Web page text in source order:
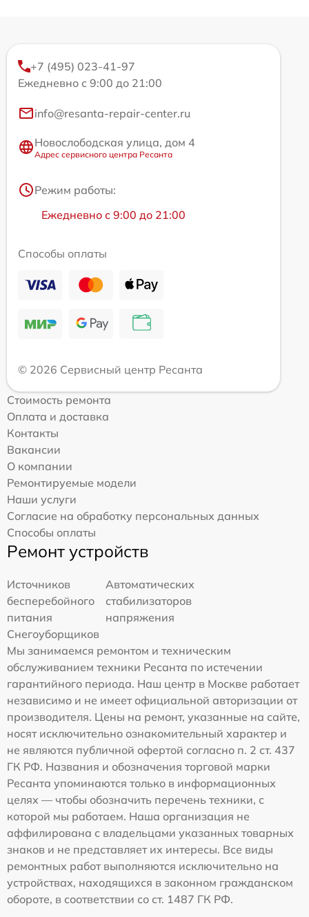
+7 (495) 023-41-97
Ежедневно с 9:00 до 21:00
info@resanta-repair-center.ru
Новослободская улица, дом 4
Адрес сервисного центра Ресанта
Режим работы:
Ежедневно с 9:00 до 21:00
Способы оплаты
© 2026 Сервисный центр Ресанта
Стоимость ремонта
Оплата и доставка
Контакты
Вакансии
О компании
Ремонтируемые модели
Наши услуги
Согласие на обработку персональных данных
Способы оплаты
Ремонт устройств
Источников
бесперебойного
питания
Автоматических
стабилизаторов
напряжения
Снегоуборщиков
Мы занимаемся ремонтом и техническим
обслуживанием техники Ресанта по истечении
гарантийного периода. Наш центр в Москве работает
независимо и не имеет официальной авторизации от
производителя. Цены на ремонт, указанные на сайте,
носят исключительно ознакомительный характер и
не являются публичной офертой согласно п. 2 ст. 437
ГК РФ. Названия и обозначения торговой марки
Ресанта упоминаются только в информационных
целях — чтобы обозначить перечень техники, с
которой мы работаем. Наша организация не
аффилирована с владельцами указанных товарных
знаков и не представляет их интересы. Все виды
ремонтных работ выполняются исключительно на
устройствах, находящихся в законном гражданском
обороте, в соответствии со ст. 1487 ГК РФ.